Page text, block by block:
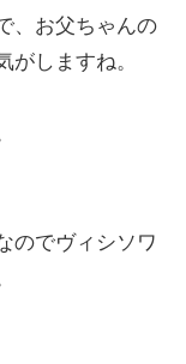
、お父ちゃんの
しますね。
のでヴィシソワ